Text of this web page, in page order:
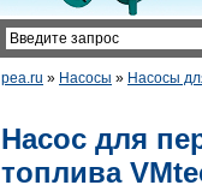
pea.ru » Насосы » Насосы
Насос для
топлива